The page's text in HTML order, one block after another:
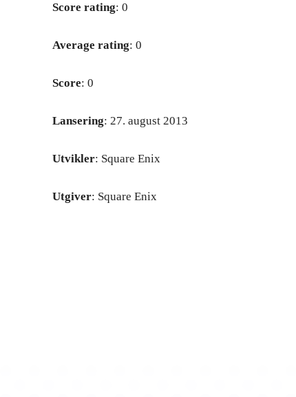
Score rating: 0
Average rating: 0
Score: 0
Lansering: 27. august 2013
Utvikler: Square Enix
Utgiver: Square Enix